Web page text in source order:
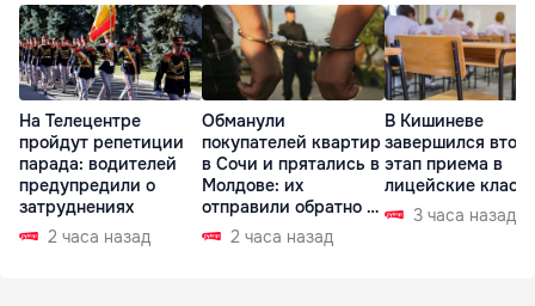
На Телецентре
пройдут репетиции
парада: водителей
предупредили о
затруднениях
2 часа назад
Обманули
покупателей квартир
в Сочи и прятались в
Молдове: их
отправили обратно в
РФ 2 часа назад
В Кишиневе
завершился
этап приема в
лицейские
3 часа назад